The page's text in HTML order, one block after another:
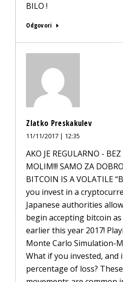
BILO !
Odgovori
Zlatko Preskakulev
11/11/2017 | 12:35
AKO JE REGULARNO -
MOLIM!!! SAMO ZA
BITCOIN IS A VOLATILE
you invest in a
Japanese authorities
begin accepting bitcoin
earlier this year 2017!
Monte Carlo Simulation-
What if you invested, and
percentage of loss?